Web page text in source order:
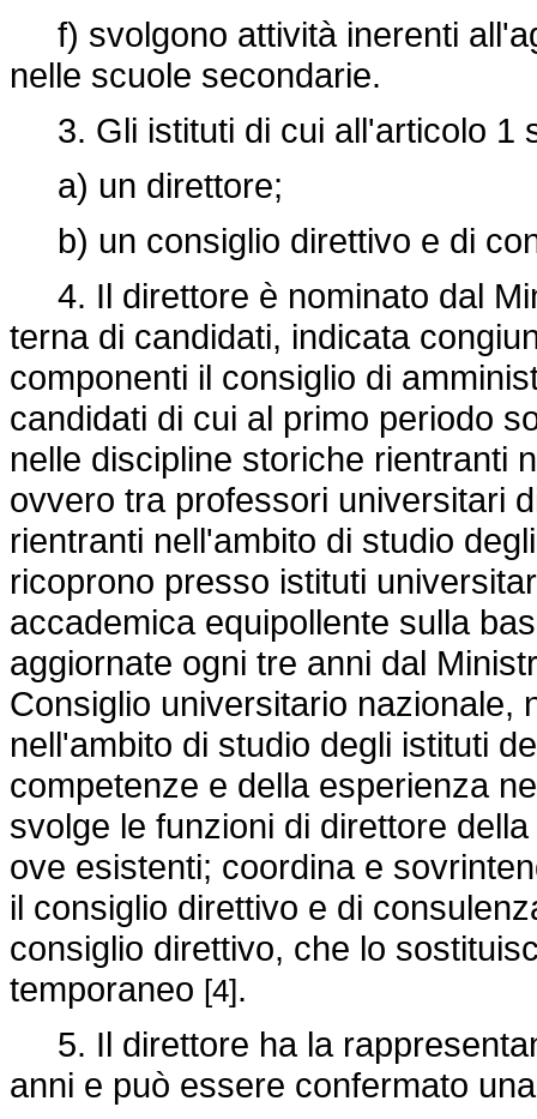
f) svolgono attività inerenti
nelle scuole secondarie.
3. Gli istituti di cui all'articolo 1
a) un direttore;
b) un consiglio direttivo e di
4. Il direttore è nominato dal
terna di candidati, indicata
componenti il consiglio di
candidati di cui al primo periodo
nelle discipline storiche rientranti
ovvero tra professori universitari
rientranti nell'ambito di studio
ricoprono presso istituti
accademica equipollente sulla
aggiornate ogni tre anni dal
Consiglio universitario nazionale,
nell'ambito di studio degli istituti
competenze e della esperienza
svolge le funzioni di direttore
ove esistenti; coordina e
il consiglio direttivo e di
consiglio direttivo, che lo
temporaneo [4].
5. Il direttore ha la
anni e può essere confermato